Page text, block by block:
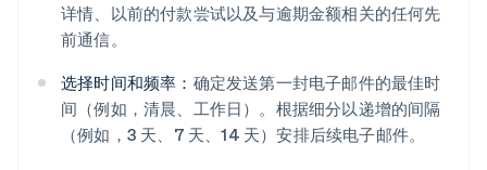
详情、以前的付款尝试以及与逾期金额相关的任何先
前通信。
选择时间和频率： 确定发送第一封电子邮件的最佳时
间（例如，清晨、工作日）。根据细分以递增的间隔
（例如，3 天、7 天、14 天）安排后续电子邮件。